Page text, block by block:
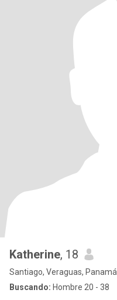
Katherine, 18
Santiago, Veraguas, Panamá
Buscando: Hombre 20 - 38